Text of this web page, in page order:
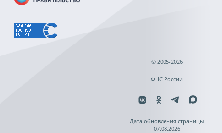
© 2005-2026
ФНС России
Дата обновления страницы
07.08.2026